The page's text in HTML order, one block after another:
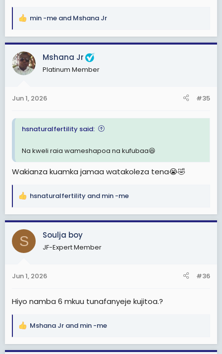
R
a
c
t
i
s
min -me and Mshana Jr
Mshana Jr
Platinum Member
Jun 1, 2026 #35
hsnaturalfertility said:
Na kweli raia wameshapoa na kufubaa😆
Wakianza kuamka jamaa watakoleza tena😭🤣
R
a
c
i
s
hsnaturalfertility and min -me
S Soulja boy
JF-Expert Member
Jun 1, 2026 #36
Hiyo namba 6 mkuu tunafanyeje kujitoa.?
R
a
Mshana Jr and min -me